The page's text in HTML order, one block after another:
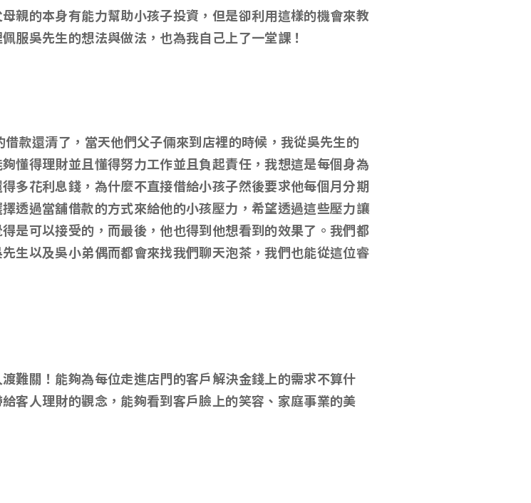
親的本身有能力幫助小孩子投資，但是卻利用這樣的機會來教
服吳先生的想法與做法，也為我自己上了一堂課！
款還清了，當天他們父子倆來到店裡的時候，我從吳先生的
懂得理財並且懂得努力工作並且負起責任，我想這是每個身為
多花利息錢，為什麼不直接借給小孩子然後要求他每個月分期
透過當舖借款的方式來給他的小孩壓力，希望透過這些壓力讓
是可以接受的，而最後，他也得到他想看到的效果了。我們都
生以及吳小弟偶而都會來找我們聊天泡茶，我們也能從這位睿
難關！能夠為每位走進店門的客戶解決金錢上的需求不算什
客人理財的觀念，能夠看到客戶臉上的笑容、家庭事業的美